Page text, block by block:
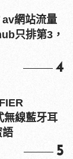
網站流量
只排第3，
4
無線藍牙耳
語
5